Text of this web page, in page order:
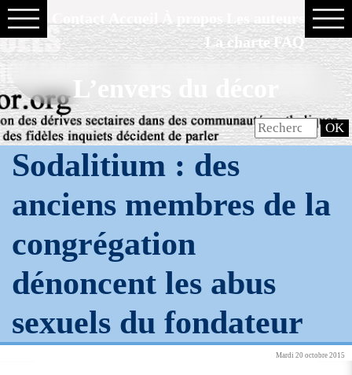
La charte FAQ
L’envers du décor
Sodalitium : des
anciens membres de la
congrégation
dénoncent les abus
sexuels du fondateur
Mardi 20 octobre 2015